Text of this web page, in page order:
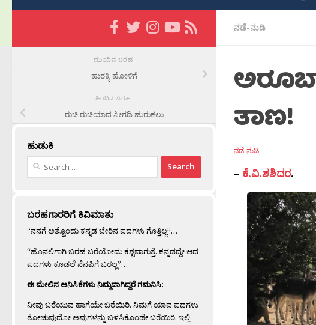
ನಡೆ-ನುಡಿ
ತಾಣ!
ನಡೆ-ನುಡಿ
– ಕೆ.ವಿ.ಶಶಿದರ.
ಮುಂದಿನ ಬರಹ
ಹುರಕ್ಕಿ ಹೋಳಿಗೆ
ಹಿಂದಿನ ಬರಹ
ರುಚಿ ರುಚಿಯಾದ ಸೀಗಡಿ ಹುರುಕಲು
ಹುಡುಕಿ
Search
ಬರಹಗಾರರಿಗೆ ಕಿವಿಮಾತು
“ನನಗೆ ಅಶ್ಟೊಂದು ಕನ್ನಡ ಬೇರಿನ ಪದಗಳು ಗೊತ್ತಿಲ್ಲ”…
“ಹೊನಲಿಗಾಗಿ ಬರಹ ಬರೆಯೋದು ಕಶ್ಟವಾಗುತ್ತೆ. ಕನ್ನಡದ್ದೇ ಆದ
ಪದಗಳು ಕೂಡಲೆ ನೆನಪಿಗೆ ಬರಲ್ಲ”…
ಈ ಮೇಲಿನ ಅನಿಸಿಕೆಗಳು ನಿಮ್ಮದಾಗಿದ್ದರೆ ಗಮನಿಸಿ:
ನೀವು ಬರೆಯುವ ಹಾಗೆಯೇ ಬರೆಯಿರಿ. ನಿಮಗೆ ಯಾವ ಪದಗಳು
ತೋಚುವುದೋ ಅವುಗಳನ್ನು ಬಳಸಿಕೊಂಡೇ ಬರೆಯಿರಿ. ಇಲ್ಲಿ